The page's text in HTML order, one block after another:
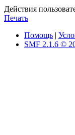
Действия
Печать
Помощь
SMF 2.1.6 ©